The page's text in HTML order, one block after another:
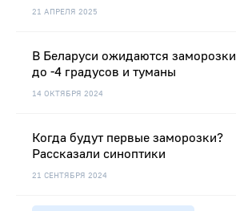
21 АПРЕЛЯ 2025
14 ОКТЯБРЯ 2024
В Беларуси ожидаются заморозки
до -4 градусов и туманы
21 СЕНТЯБРЯ 2024
Когда будут первые заморозки?
Рассказали синоптики